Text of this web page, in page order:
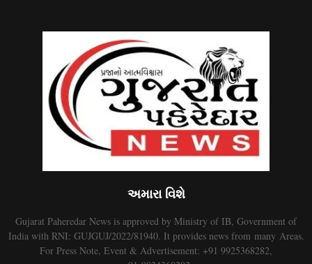
અમારા વિશે
Gujarat Paheredar News is approved by Ministry of IB, Government of
India with RNI: GUJGUJ/2022/81940. It provides news from many Areas.
For Press Note, Event & Advertisement: +91 9925368282,